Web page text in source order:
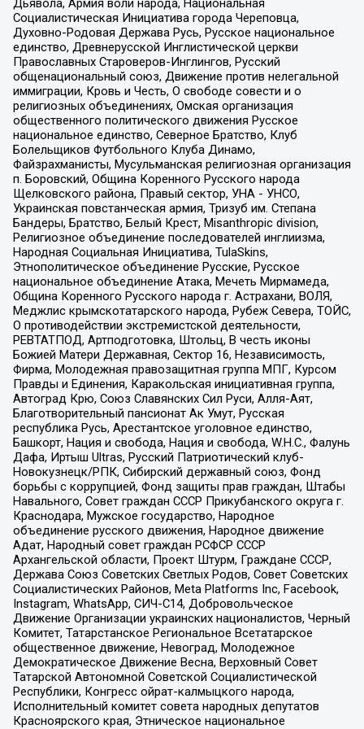
Дьявола, Армия воли народа, Национальная
Социалистическая Инициатива города Череповца,
Духовно-Родовая Держава Русь, Русское национальное
единство, Древнерусской Инглистической церкви
Православных Староверов-Инглингов, Русский
общенациональный союз, Движение против нелегальной
иммиграции, Кровь и Честь, О свободе совести и о
религиозных объединениях, Омская организация
общественного политического движения Русское
национальное единство, Северное Братство, Клуб
Болельщиков Футбольного Клуба Динамо,
Файзрахманисты, Мусульманская религиозная организация
п. Боровский, Община Коренного Русского народа
Щелковского района, Правый сектор, УНА - УНСО,
Украинская повстанческая армия, Тризуб им. Степана
Бандеры, Братство, Белый Крест, Misanthropic division,
Религиозное объединение последователей инглиизма,
Народная Социальная Инициатива, TulaSkins,
Этнополитическое объединение Русские, Русское
национальное объединение Атака, Мечеть Мирмамеда,
Община Коренного Русского народа г. Астрахани, ВОЛЯ,
Меджлис крымскотатарского народа, Рубеж Севера, ТОЙС,
О противодействии экстремистской деятельности,
РЕВТАТПОД, Артподготовка, Штольц, В честь иконы
Божией Матери Державная, Сектор 16, Независимость,
Фирма, Молодежная правозащитная группа МПГ, Курсом
Правды и Единения, Каракольская инициативная группа,
Автоград Крю, Союз Славянских Сил Руси, Алля-Аят,
Благотворительный пансионат Ак Умут, Русская
республика Русь, Арестантское уголовное единство,
Башкорт, Нация и свобода, Нация и свобода, W.H.С., Фалунь
Дафа, Иртыш Ultras, Русский Патриотический клуб-
Новокузнецк/РПК, Сибирский державный союз, Фонд
борьбы с коррупцией, Фонд защиты прав граждан, Штабы
Навального, Совет граждан СССР Прикубанского округа г.
Краснодара, Мужское государство, Народное
объединение русского движения, Народное движение
Адат, Народный совет граждан РСФСР СССР
Архангельской области, Проект Штурм, Граждане СССР,
Держава Союз Советских Светлых Родов, Совет Советских
Социалистических Районов, Meta Platforms Inc, Facebook,
Instagram, WhatsApp, СИЧ-С14, Добровольческое
Движение Организации украинских националистов, Черный
Комитет, Татарстанское Региональное Всетатарское
общественное движение, Невоград, Молодежное
Демократическое Движение Весна, Верховный Совет
Татарской Автономной Советской Социалистической
Республики, Конгресс ойрат-калмыцкого народа,
Исполнительный комитет совета народных депутатов
Красноярского края, Этническое национальное